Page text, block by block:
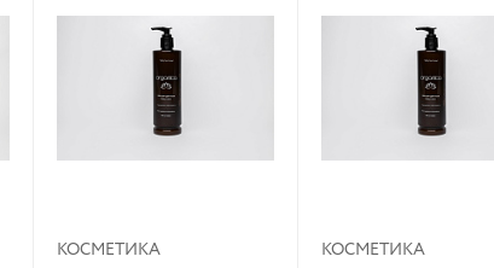
КОСМЕТИКА КОСМЕТИКА